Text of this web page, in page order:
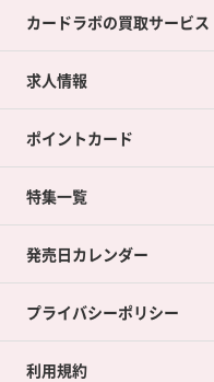
カードラボの買取サービス
カードラボの買取サービス
店舗買取について
ネット買取について
買取承諾書について
求人情報
ポイントカード
ポイントカードTOP
ポイント交換景品
特集一覧
発売日カレンダー
プライバシーポリシー
利用規約